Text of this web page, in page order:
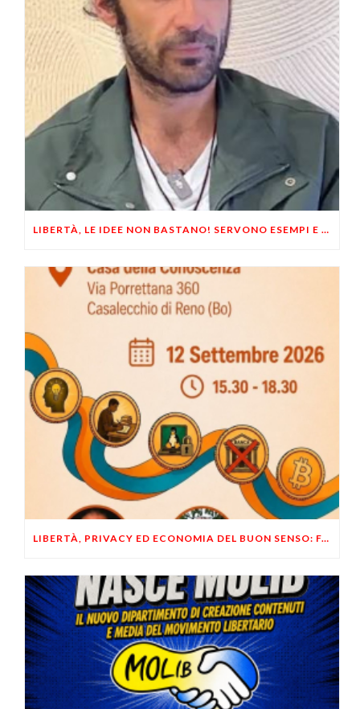
LIBERTÀ, LE IDEE NON BASTANO! SERVONO ESEMPI E UN PO’ DI COERENZA
LIBERTÀ, PRIVACY ED ECONOMIA DEL BUON SENSO: FACCO E MUSUMECI A CASALECCHIO DI RENO (BO)